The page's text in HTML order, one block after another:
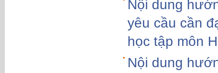
Nội dung
yêu cầu cần
học tập môn
Nội dung